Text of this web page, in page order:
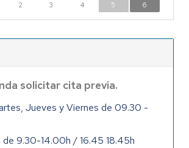
2 3 4 5 6
solicitar cita previa.
Jueves y Viernes de 09.30 -
de 9.30-14.00h / 16.45 18.45h